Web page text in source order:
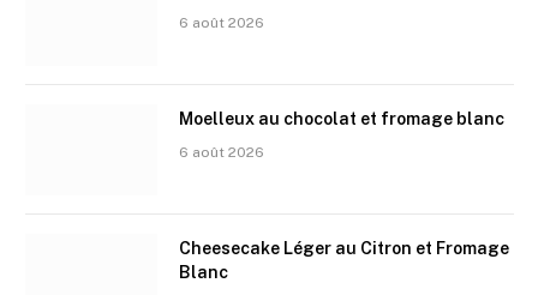
6 août 2026
Moelleux au chocolat et fromage blanc
6 août 2026
Cheesecake Léger au Citron et Fromage
Blanc